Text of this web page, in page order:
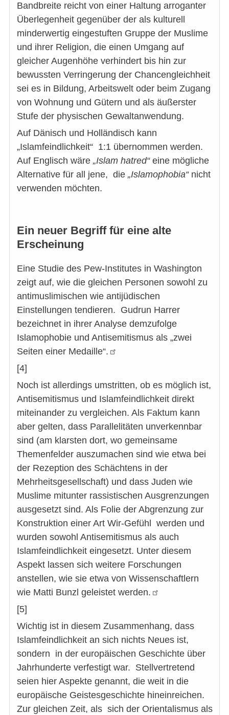
Bandbreite reicht von einer Haltung arroganter
Überlegenheit gegenüber der als kulturell
minderwertig eingestuften Gruppe der Muslime
und ihrer Religion, die einen Umgang auf
gleicher Augenhöhe verhindert bis hin zur
bewussten Verringerung der Chancengleichheit
sei es in Bildung, Arbeitswelt oder beim Zugang
von Wohnung und Gütern und als äußerster
Stufe der physischen Gewaltanwendung.
Auf Dänisch und Holländisch kann
„Islamfeindlichkeit“ 1:1 übernommen werden.
Auf Englisch wäre „Islam hatred“eine mögliche
Alternative für all jene, die „Islamophobia“nicht
verwenden möchten.
Ein neuer Begriff für eine alte
Erscheinung
Eine Studie des Pew-Institutes in Washington
zeigt auf, wie die gleichen Personen sowohl zu
antimuslimischen wie antijüdischen
Einstellungen tendieren. Gudrun Harrer
bezeichnet in ihrer Analyse demzufolge
Islamophobie und Antisemitismus als „zwei
Seiten einer Medaille“.
[4]
Noch ist allerdings umstritten, ob es möglich ist,
Antisemitismus und Islamfeindlichkeit direkt
miteinander zu vergleichen. Als Faktum kann
aber gelten, dass Parallelitäten unverkennbar
sind (am klarsten dort, wo gemeinsame
Themenfelder auszumachen sind wie etwa bei
der Rezeption des Schächtens in der
Mehrheitsgesellschaft) und dass Juden wie
Muslime mitunter rassistischen Ausgrenzungen
ausgesetzt sind. Als Folie der Abgrenzung zur
Konstruktion einer Art Wir-Gefühl werden und
wurden sowohl Antisemitismus als auch
Islamfeindlichkeit eingesetzt. Unter diesem
Aspekt lassen sich weitere Forschungen
anstellen, wie sie etwa von Wissenschaftlern
wie Matti Bunzl geleistet werden.
[5]
Wichtig ist in diesem Zusammenhang, dass
Islamfeindlichkeit an sich nichts Neues ist,
sondern in der europäischen Geschichte über
Jahrhunderte verfestigt war. Stellvertretend
seien hier Aspekte genannt, die weit in die
europäische Geistesgeschichte hineinreichen.
Zur gleichen Zeit, als sich der Orientalismus als